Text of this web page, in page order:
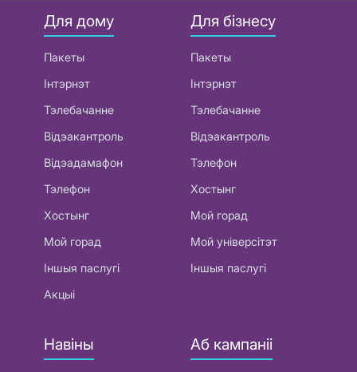
Для дому
Пакеты
Інтэрнэт
Тэлебачанне
Відэакантроль
Відэадамафон
Тэлефон
Хостынг
Мой горад
Іншыя паслугі
Акцыі
Для бізнесу
Пакеты
Інтэрнэт
Тэлебачанне
Відэакантроль
Тэлефон
Хостынг
Мой горад
Мой універсітэт
Іншыя паслугі
Навіны Аб кампаніі